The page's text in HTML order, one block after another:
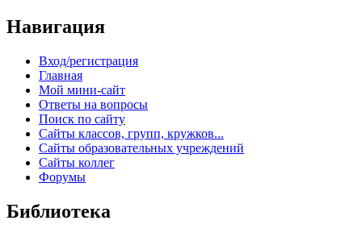
Навигация
Вход/регистрация
Главная
Мой мини-сайт
Ответы на вопросы
Поиск по сайту
Сайты классов, групп, кружков...
Сайты образовательных учреждений
Сайты коллег
Форумы
Библиотека